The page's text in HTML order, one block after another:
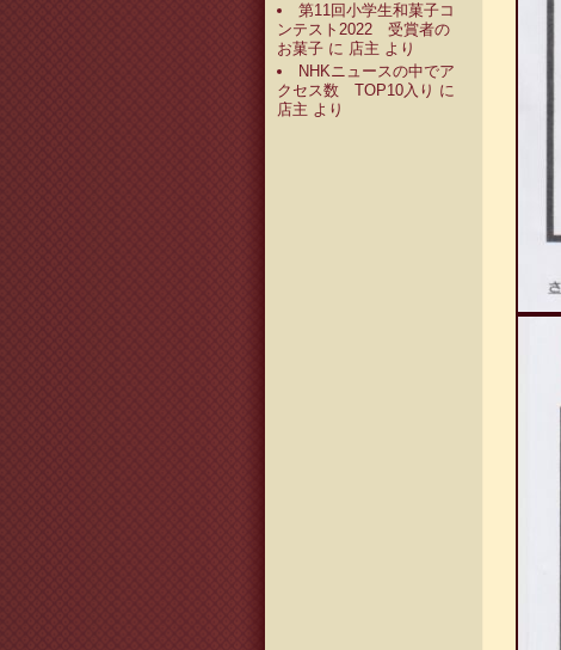
第11回小学生和菓子コ
ンテスト2022 受賞者の
お菓子 に 店主 より
NHKニュースの中でア
クセス数 TOP10入り に
店主 より